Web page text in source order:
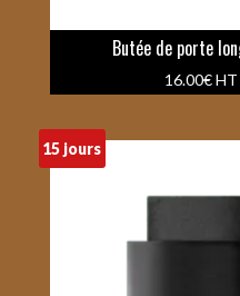
Butée de porte
16.00€HT
15 jours